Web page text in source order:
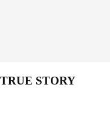
TRUE STORY